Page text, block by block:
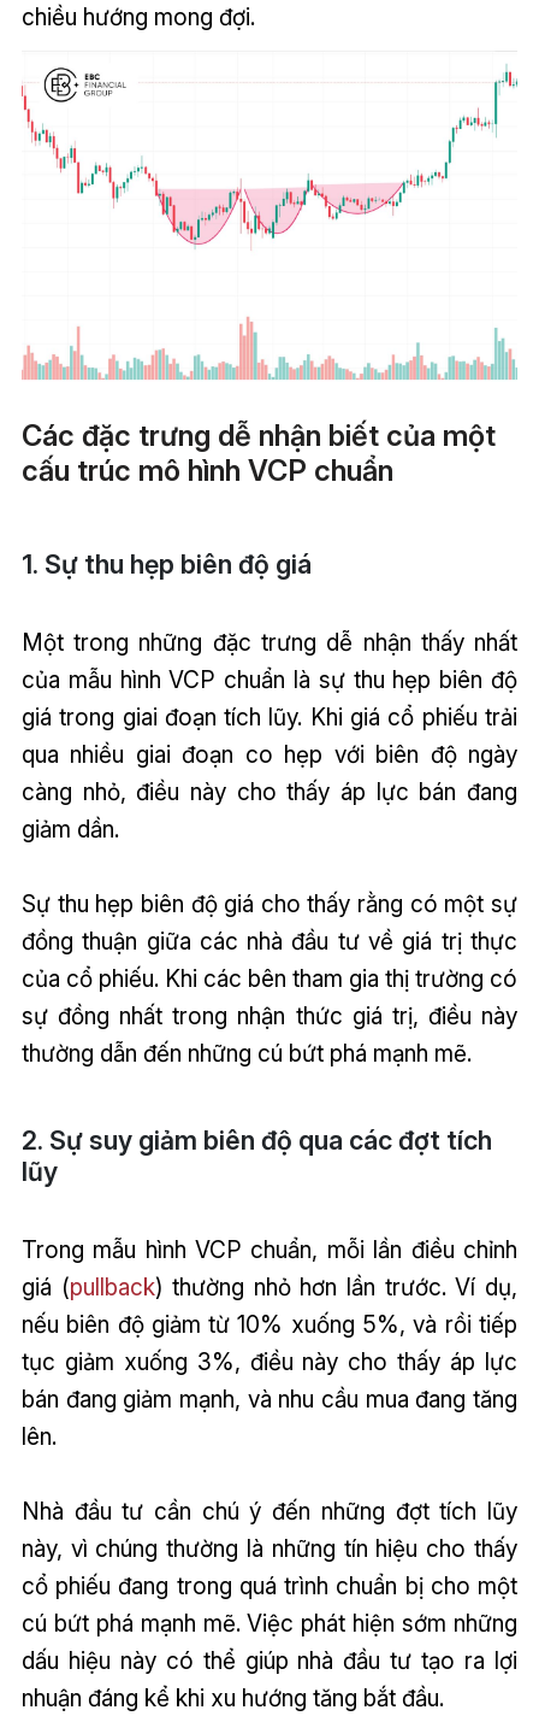
chiều hướng mong đợi.
Các đặc trưng dễ nhận biết của một
cấu trúc mô hình VCP chuẩn
1. Sự thu hẹp biên độ giá
Một trong những đặc trưng dễ nhận thấy nhất
của mẫu hình VCP chuẩn là sự thu hẹp biên độ
giá trong giai đoạn tích lũy. Khi giá cổ phiếu trải
qua nhiều giai đoạn co hẹp với biên độ ngày
càng nhỏ, điều này cho thấy áp lực bán đang
giảm dần.
Sự thu hẹp biên độ giá cho thấy rằng có một sự
đồng thuận giữa các nhà đầu tư về giá trị thực
của cổ phiếu. Khi các bên tham gia thị trường có
sự đồng nhất trong nhận thức giá trị, điều này
thường dẫn đến những cú bứt phá mạnh mẽ.
2. Sự suy giảm biên độ qua các đợt tích
lũy
Trong mẫu hình VCP chuẩn, mỗi lần điều chỉnh
giá (pullback) thường nhỏ hơn lần trước. Ví dụ,
nếu biên độ giảm từ 10% xuống 5%, và rồi tiếp
tục giảm xuống 3%, điều này cho thấy áp lực
bán đang giảm mạnh, và nhu cầu mua đang tăng
lên.
Nhà đầu tư cần chú ý đến những đợt tích lũy
này, vì chúng thường là những tín hiệu cho thấy
cổ phiếu đang trong quá trình chuẩn bị cho một
cú bứt phá mạnh mẽ. Việc phát hiện sớm những
dấu hiệu này có thể giúp nhà đầu tư tạo ra lợi
nhuận đáng kể khi xu hướng tăng bắt đầu.